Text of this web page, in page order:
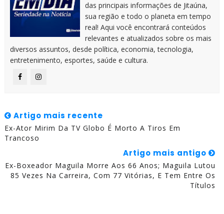
das principais informações de Jitaúna,
sua região e todo o planeta em tempo
real! Aqui você encontrará conteúdos
relevantes e atualizados sobre os mais
diversos assuntos, desde política, economia, tecnologia,
entretenimento, esportes, saúde e cultura.
Artigo mais recente
Ex-Ator Mirim Da TV Globo É Morto A Tiros Em
Trancoso
Artigo mais antigo
Ex-Boxeador Maguila Morre Aos 66 Anos; Maguila Lutou
85 Vezes Na Carreira, Com 77 Vitórias, E Tem Entre Os
Títulos